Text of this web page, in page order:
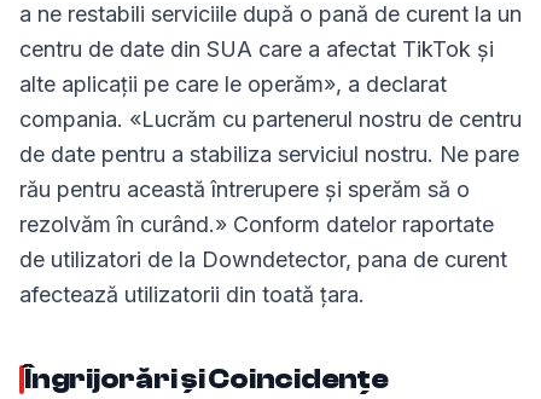
a ne restabili serviciile după o pană de curent la un
centru de date din SUA care a afectat TikTok și
alte aplicații pe care le operăm», a declarat
compania. «Lucrăm cu partenerul nostru de centru
de date pentru a stabiliza serviciul nostru. Ne pare
rău pentru această întrerupere și sperăm să o
rezolvăm în curând.» Conform datelor raportate
de utilizatori de la Downdetector, pana de curent
afectează utilizatorii din toată țara.
Îngrijorări și Coincidențe